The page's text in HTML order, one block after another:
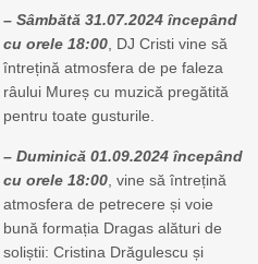
– Sâmbătă 31.07.2024 începând
cu orele 18:00 , DJ Cristi vine să
întrețină atmosfera de pe faleza
râului Mureș cu muzică pregătită
pentru toate gusturile.
– Duminică 01.09.2024 începând
cu orele 18:00 , vine să întrețină
atmosfera de petrecere și voie
bună formația Dragas alături de
soliștii: Cristina Drăgulescu și